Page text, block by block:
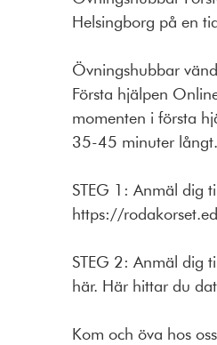
Helsingborg på en
Övningshubbar
Första hjälpen
momenten i första
35-45 minuter långt.
STEG 1: Anmäl dig
https://
STEG 2: Anmäl dig
här. Här hittar du
Kom och öva hos